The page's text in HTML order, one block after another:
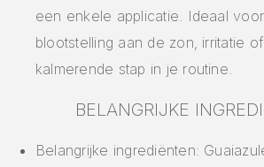
een enkele applicatie. Ideaal
blootstelling aan de zon, irritatie
kalmerende stap in je routine.
BELANGRIJKE
Belangrijke ingrediënten: